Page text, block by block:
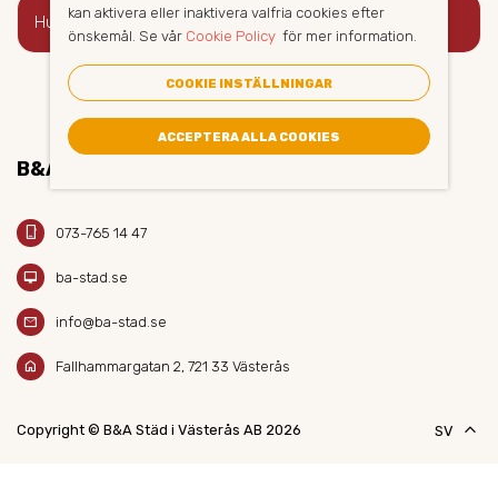
Hur bokar jag golvvård?
B&A STÄD AB
phone_iphone 073-765 14 47
desktop_mac ba-stad.se
mail info@ba-stad.se
home Fallhammargatan 2, 721 33 Västerås
Copyright © B&A Städ i Västerås AB 2026 SV keyboard_arrow_up
kan aktivera eller inaktivera valfria cookies efter
önskemål. Se vår Cookie Policy för mer information.
COOKIE INSTÄLLNINGAR
ACCEPTERA ALLA COOKIES